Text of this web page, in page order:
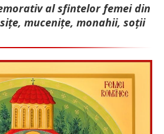
al sfintelor femei din
mu­cenițe, monahii, soții